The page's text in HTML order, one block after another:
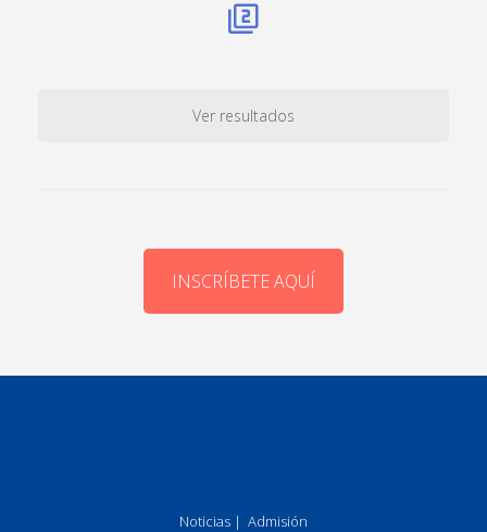
Ver resultados
INSCRÍBETE AQUÍ
Noticias | Admisión